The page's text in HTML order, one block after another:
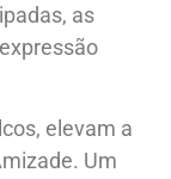
as
elevam a
Um